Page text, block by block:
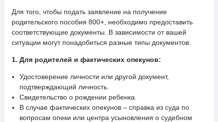
Для того, чтобы подать заявление на получение
родительского пособия 800+, необходимо предоставить
соответствующие документы. В зависимости от вашей
ситуации могут понадобиться разные типы документов:
1. Для родителей и фактических опекунов:
Удостоверение личности или другой документ,
подтверждающий личность.
Свидетельство о рождении ребенка.
В случае фактических опекунов – справка из суда по
вопросам опеки или центра усыновления о судебном